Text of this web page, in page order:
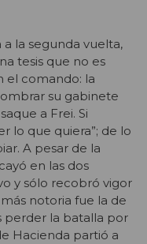
la segunda vuelta,
tesis que no es
el comando: la
su gabinete
a Frei. Si
lo que quiera”; de lo
A pesar de la
en las dos
y sólo recobró vigor
notoria fue la de
perder la batalla por
Hacienda partió a